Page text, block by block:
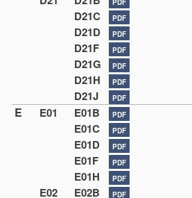
PDF
D21C PDF
D21D PDF
D21F PDF
D21G PDF
D21H PDF
D21J PDF
E E01 E01B PDF
E01C PDF
E01D PDF
E01F PDF
E01H PDF
E02 E02B PDF